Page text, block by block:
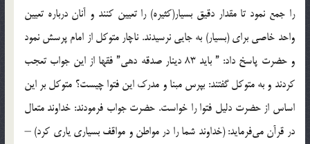
را جمع نمود تا مقدار دقيق بسيار(كثيره) را تعيين كنند و آنان درباره تعيين
واحد خاصي براي (بسيار) به جايي نرسيدند. ناچار متوكل از امام پرسش نمود
و حضرت پاسخ داد: ” بايد 83 دينار صدقه دهي” ‌فقها از اين جواب تعجب
كردند و به متوكل گفتند: بپرس مبنا و مدرك اين فتوا چيست؟ متوكل بر اين
اساس از حضرت دليل فتوا را خواست. حضرت جواب فرمودند: خداوند متعال
در قرآن مي‌فرمايد: (خداوند شما را در مواطن و مواقف بسياري ياري كرد) –